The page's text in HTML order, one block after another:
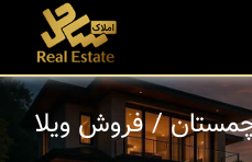
چمستان / فروش ویلا